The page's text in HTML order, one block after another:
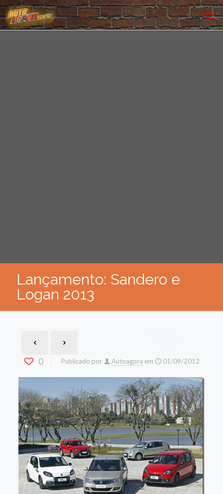
Lançamento: Sandero e
Logan 2013
0 Publicado por Autoagora em 01/09/2012